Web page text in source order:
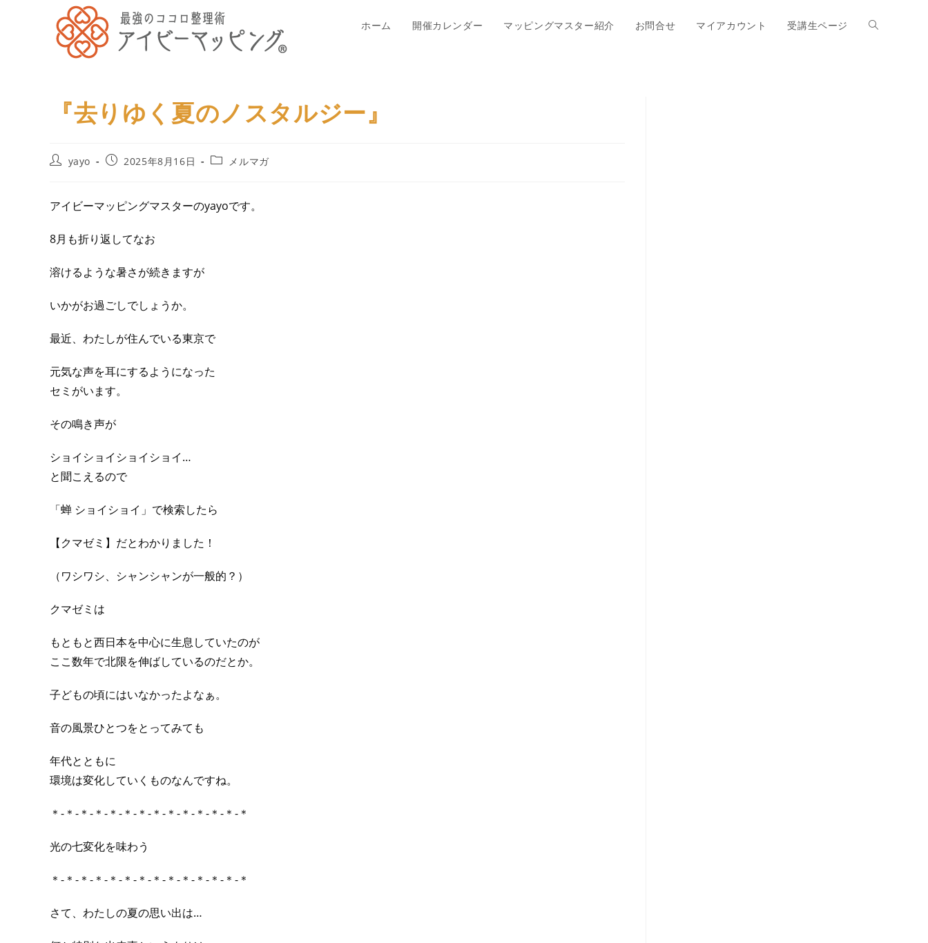
ホーム 開催カレンダー マッピングマスター紹介 お問合せ マイアカウント 受講生ページ
『去りゆく夏のノスタルジー』
yayo 2025年8月16日 メルマガ
アイビーマッピングマスターのyayoです。
8月も折り返してなお
溶けるような暑さが続きますが
いかがお過ごしでしょうか。
最近、わたしが住んでいる東京で
元気な声を耳にするようになった
セミがいます。
その鳴き声が
ショイショイショイショイ…
と聞こえるので
「蝉 ショイショイ」で検索したら
【クマゼミ】だとわかりました！
（ワシワシ、シャンシャンが一般的？）
クマゼミは
もともと西日本を中心に生息していたのが
ここ数年で北限を伸ばしているのだとか。
子どもの頃にはいなかったよなぁ。
音の風景ひとつをとってみても
年代とともに
環境は変化していくものなんですね。
＊-＊-＊-＊-＊-＊-＊-＊-＊-＊-＊-＊-＊-＊
光の七変化を味わう
＊-＊-＊-＊-＊-＊-＊-＊-＊-＊-＊-＊-＊-＊
さて、わたしの夏の思い出は…